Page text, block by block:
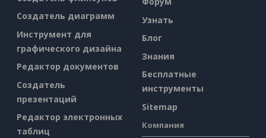
Создатель диаграмм
Инструмент для
графического дизайна
Редактор документов
Создатель
презентаций
Редактор электронных
таблиц
Узнать
Блог
Знания
Бесплатные
инструменты
Sitemap
Компания